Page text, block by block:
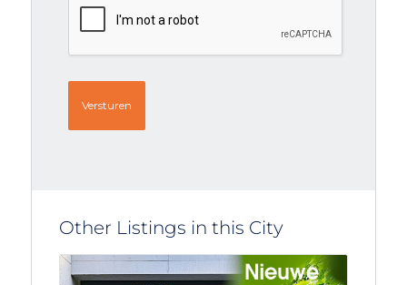
Other Listings in this City